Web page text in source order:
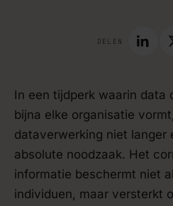
DELEN
In een tijdperk waarin data
bijna elke organisatie
dataverwerking niet langer
absolute noodzaak. Het
informatie beschermt niet
individuen, maar versterkt